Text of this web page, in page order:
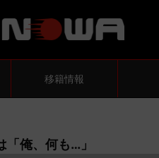
移籍情報
俺、何も…」